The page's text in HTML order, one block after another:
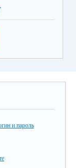
и пароль